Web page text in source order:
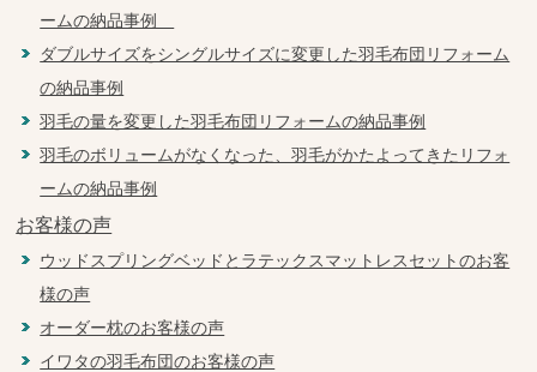
ームの納品事例
ダブルサイズをシングルサイズに変更した羽毛布団リフォーム
の納品事例
羽毛の量を変更した羽毛布団リフォームの納品事例
羽毛のボリュームがなくなった、羽毛がかたよってきたリフォ
ームの納品事例
お客様の声
ウッドスプリングベッドとラテックスマットレスセットのお客
様の声
オーダー枕のお客様の声
イワタの羽毛布団のお客様の声